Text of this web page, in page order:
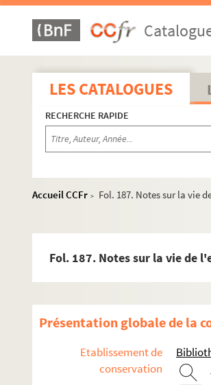
LES CATALOGUES
RECHERCHE RAPIDE
Accueil CCFr >
Fol. 187. Notes sur la vie
Fol. 187. Notes sur la vie de
Présentation globale de la
Etablissement de
conservation